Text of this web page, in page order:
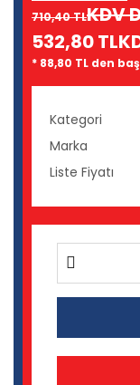
710,40 TLKDV
532,80 TL
* 88,80 TL den
Kategori
Marka
Liste Fiyatı